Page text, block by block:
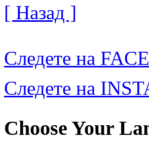
[ Назад ]
Следете на
Следете на
Choose Your